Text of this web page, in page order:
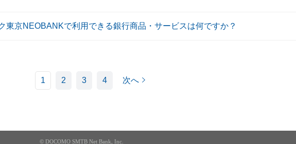
東京NEOBANKで利用できる銀行商品・サービスは何ですか？
1 2 3 4 次へ
© DOCOMO SMTB Net Bank, Inc.